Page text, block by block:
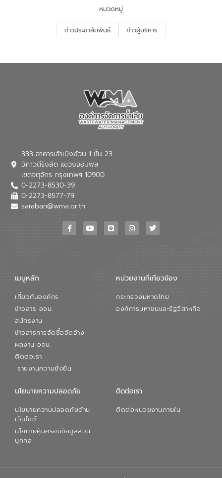
จัดการน้ำเสียและสร้างจิตสำนึกในการ
อนุรักษ์สิ่งแวดล้อม ในหัวข้อ “น้ำเสียชุมชน
และการบำบัดน้ำเสียเบื้องต้น” โดยให้ความรู้
เกี่ยวกับสาเหตุและผลกระทบของน้ำเสีย
ณ เทศบาลตำบลบางเลน จังหวัดนครปฐม
หมวดหมู่
ข่าวประชาสัมพันธ์ ข่าวผู้บริหาร
333 อาคารเล้าเป้งง้วน 1 ชั้น 23
วิภาวดีรังสิต แขวงจอมพล
เขตจตุจักร กรุงเทพฯ 10900
0-2273-8530-39
0-2273-8577-79
saraban@wma.or.th
เมนูหลัก
เกี่ยวกับองค์กร
ข่าวสาร อจน.
สมัครงาน
ข่าวสารการจัดซื้อจัดจ้าง
ผลงาน อจน.
ติดต่อเรา
รายงานความยั่งยืน
หน่วยงานที่เกียวข้อง
กระทรวงมหาดไทย
องค์การมหาชนและรัฐวิสาหกิจ
นโยบายความปลอดภัย
นโยบายความปลอดภัยด้าน
เว็บไซต์
นโยบายคุ้มครองข้อมูลส่วน
บุคคล
ติดต่อเรา
ติดต่อหน่วยงานภายใน